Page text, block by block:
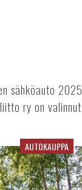
sähköauto 2025
ry on valinnut
AUTOKAUPPA